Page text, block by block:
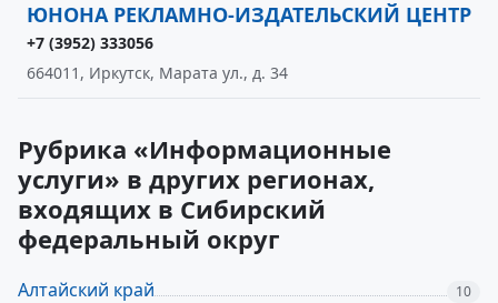
ЮНОНА РЕКЛАМНО-ИЗДАТЕЛЬСКИЙ ЦЕНТР
+7 (3952) 333056
664011, Иркутск, Марата ул., д. 34
Рубрика «Информационные
услуги» в других регионах,
входящих в Сибирский
федеральный округ
Алтайский край 10